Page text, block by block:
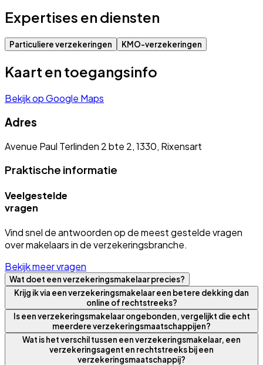
Expertises en diensten
Particuliere verzekeringen KMO-verzekeringen
Kaart en toegangsinfo
Bekijk op Google Maps
Adres
Avenue Paul Terlinden 2 bte 2, 1330, Rixensart
Praktische informatie
Veelgestelde
vragen
Vind snel de antwoorden op de meest gestelde vragen
over makelaars in de verzekeringsbranche.
Bekijk meer vragen
Wat doet een verzekeringsmakelaar precies?
Krijg ik via een verzekeringsmakelaar een betere dekking dan
online of rechtstreeks?
Is een verzekeringsmakelaar ongebonden, vergelijkt die echt
meerdere verzekeringsmaatschappijen?
Wat is het verschil tussen een verzekeringsmakelaar, een
verzekeringsagent en rechtstreeks bij een
verzekeringsmaatschappij?